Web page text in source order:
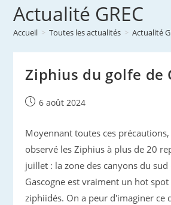
Actualité GREC
Accueil > Toutes les actualités > Actualité
Ziphius du golfe de
Publication
6 août 2024
Moyennant toutes ces
observé les Ziphius à plus de 20
juillet : la zone des canyons du
Gascogne est vraiment un hot
ziphiidés. On a peur d'imaginer ce